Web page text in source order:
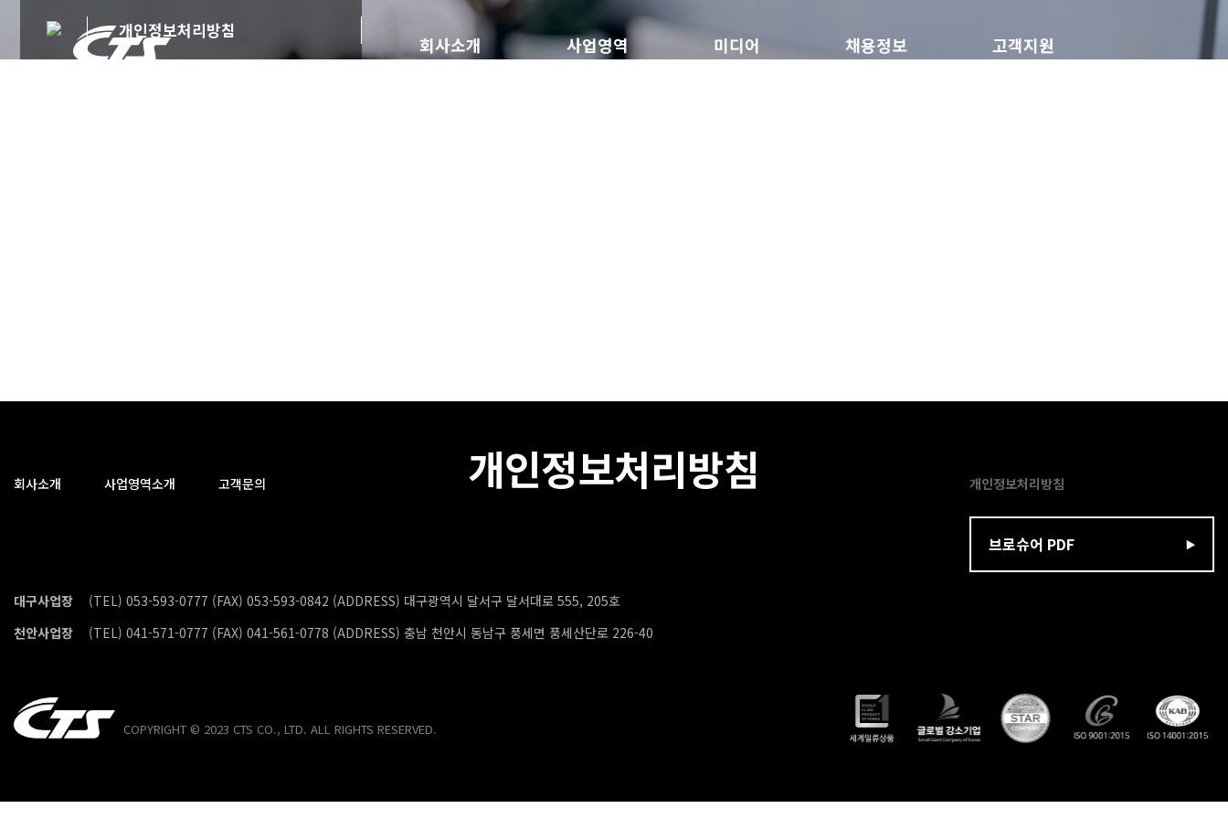
회사소개 사업영역 미디어 채용정보 고객지원
개인정보처리방침
개인정보처리방침
회사소개 사업영역소개 고객문의 개인정보처리방침
브로슈어 PDF
대구사업장
(TEL) 053-593-0777 (FAX) 053-593-0842 (ADDRESS) 대구광역시 달서구 달서대로 555, 205호
천안사업장
(TEL) 041-571-0777 (FAX) 041-561-0778 (ADDRESS) 충남 천안시 동남구 풍세면 풍세산단로 226-40
COPYRIGHT © 2023 CTS CO., LTD. ALL RIGHTS RESERVED.